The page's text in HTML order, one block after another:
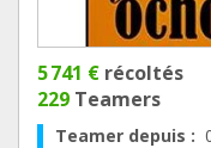
5 741 € récoltés
229 Teamers
Teamer depuis :